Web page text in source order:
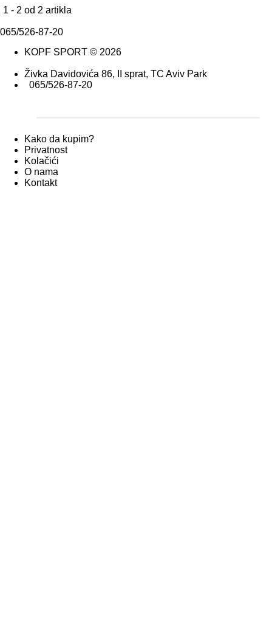
1 - 2 od 2 artikla
065/526-87-20
KOPF SPORT © 2026
Živka Davidovića 86, II sprat, TC Aviv Park
065/526-87-20
Kako da kupim?
Privatnost
Kolačići
O nama
Kontakt